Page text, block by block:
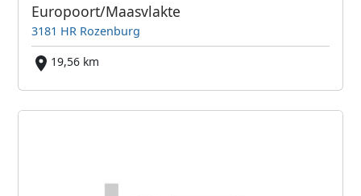
Europoort/Maasvlakte
3181 HR Rozenburg
19,56 km